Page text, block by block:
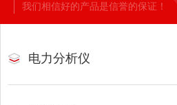
我们相信好的产品是信誉的保证！
电力分析仪